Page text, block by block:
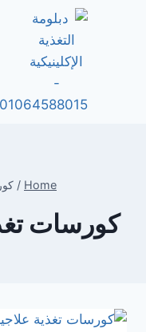
Home
/
كورسات